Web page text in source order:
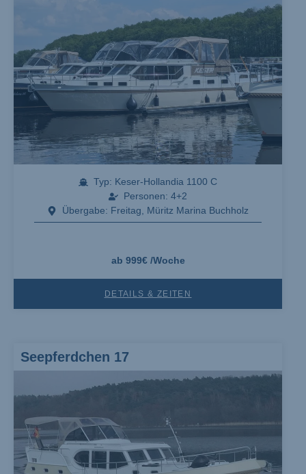
Typ: Keser-Hollandia 1100 C
Personen: 4+2
Übergabe: Freitag, Müritz Marina Buchholz
ab 999€ /Woche
DETAILS & ZEITEN
Seepferdchen 17